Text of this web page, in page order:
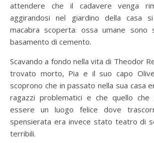
attendere che il cadavere venga
aggirandosi nel giardino della casa
macabra scoperta: ossa umane
basamento di cemento.
Scavando a fondo nella vita di Theodor
trovato morto, Pia e il suo capo
scoprono che in passato nella sua casa
ragazzi problematici e che quello
essere un luogo felice dove
spensierata era invece stato teatro di
terribili.